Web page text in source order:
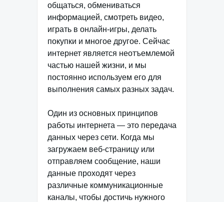
общаться, обмениваться
информацией, смотреть видео,
играть в онлайн-игры, делать
покупки и многое другое. Сейчас
интернет является неотъемлемой
частью нашей жизни, и мы
постоянно используем его для
выполнения самых разных задач.
Один из основных принципов
работы интернета — это передача
данных через сети. Когда мы
загружаем веб-страницу или
отправляем сообщение, наши
данные проходят через
различные коммуникационные
каналы, чтобы достичь нужного